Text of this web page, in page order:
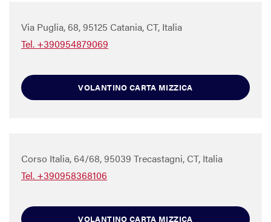
Via Puglia, 68, 95125 Catania, CT, Italia
Tel. +390954879069
VOLANTINO CARTA MIZZICA
Corso Italia, 64/68, 95039 Trecastagni, CT, Italia
Tel. +390958368106
VOLANTINO CARTA MIZZICA